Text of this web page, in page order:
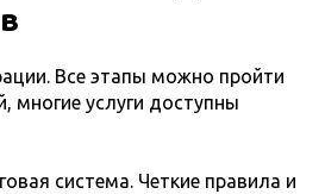
Все этапы можно пройти
многие услуги доступны
система. Четкие правила и